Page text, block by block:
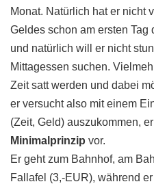
Monat. Natürlich hat er nicht
Geldes schon am ersten Tag
und natürlich will er nicht
Mittagessen suchen.
Zeit satt werden und dabei
er versucht also mit einem
(Zeit, Geld) auszukommen,
Minimalprinzip vor.
Er geht zum Bahnhof, am
Fallafel (3,-EUR), während